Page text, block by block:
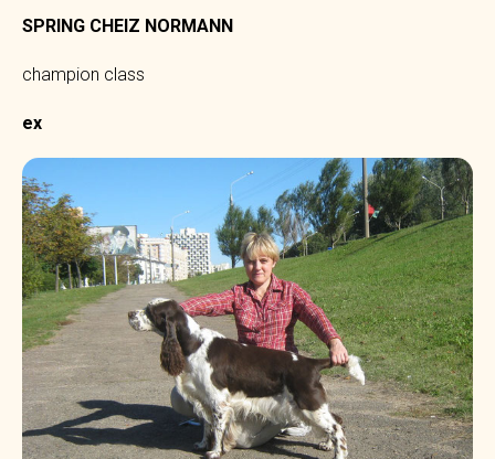
SPRING CHEIZ NORMANN
champion class
ex